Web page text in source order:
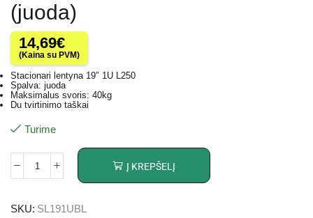
(juoda)
14,69€
(Kaina su PVM)
Stacionari lentyna 19″ 1U L250
Spalva: juoda
Maksimalus svoris: 40kg
Du tvirtinimo taškai
Turime
Į KREPŠELĮ
SKU: SL191UBL